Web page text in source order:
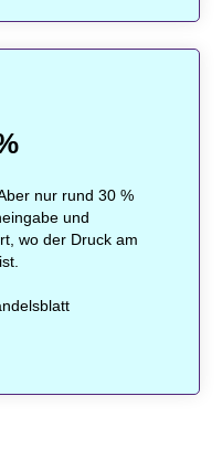
nur rund 30 %
und
wo der Druck am